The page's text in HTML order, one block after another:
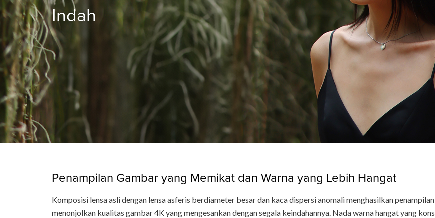
Indah
Penampilan Gambar yang Memikat dan Warna yang Lebih Hangat
Komposisi lensa asli dengan lensa asferis berdiameter besar dan kaca dispersi anomali menghasilkan
menonjolkan kualitas gambar 4K yang mengesankan dengan segala keindahannya. Nada warna hangat yang